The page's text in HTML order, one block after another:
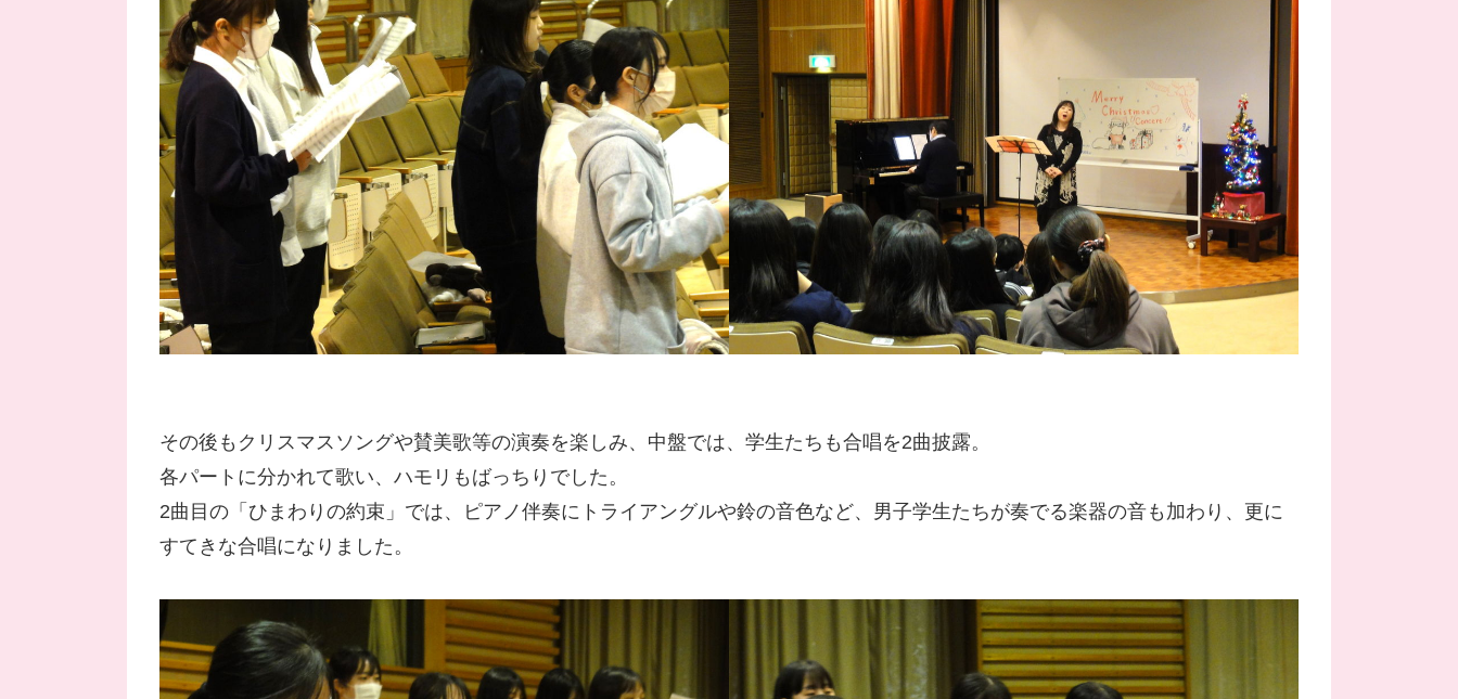
その後もクリスマスソングや賛美歌等の演奏を楽しみ、中盤では、学生たちも合唱を2曲披露。
各パートに分かれて歌い、ハモリもばっちりでした。
2曲目の「ひまわりの約束」では、ピアノ伴奏にトライアングルや鈴の音色など、男子学生たちが奏でる楽器の音も加わり、更に
すてきな合唱になりました。